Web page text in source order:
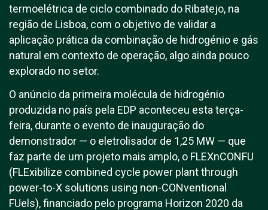
termoelétrica de ciclo combinado do Ribatejo, na
região de Lisboa, com o objetivo de validar a
aplicação prática da combinação de hidrogénio e gás
natural em contexto de operação, algo ainda pouco
explorado no setor.
O anúncio da primeira molécula de hidrogénio
produzida no país pela EDP aconteceu esta terça-
feira, durante o evento de inauguração do
demonstrador — o eletrolisador de 1,25 MW — que
faz parte de um projeto mais amplo, o FLEXnCONFU
(FLExibilize combined cycle power plant through
power-to-X solutions using non-CONventional
FUels), financiado pelo programa Horizon 2020 da